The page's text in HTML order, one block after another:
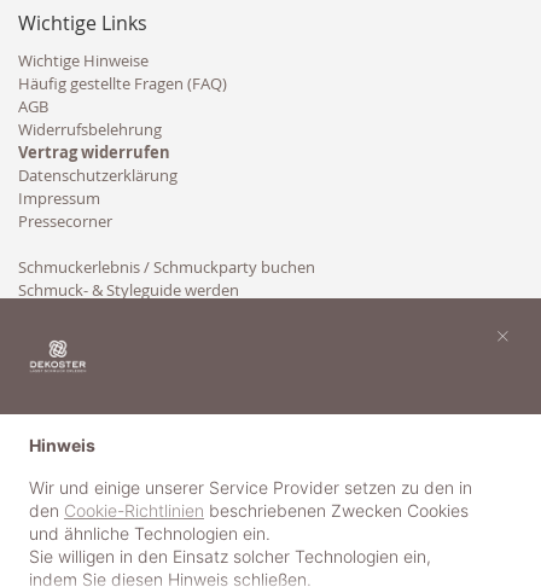
Wichtige Links
Wichtige Hinweise
Häufig gestellte Fragen (FAQ)
AGB
Widerrufsbelehrung
Vertrag widerrufen
Datenschutzerklärung
Impressum
Pressecorner
Schmuckerlebnis / Schmuckparty buchen
Schmuck- & Styleguide werden
Hinweis
Wir und einige unserer Service Provider setzen zu den in
den Cookie-Richtlinien beschriebenen Zwecken Cookies
und ähnliche Technologien ein.
Sie willigen in den Einsatz solcher Technologien ein,
indem Sie diesen Hinweis schließen.
×